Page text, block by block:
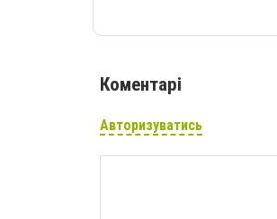
Коментарі
Авторизуватись